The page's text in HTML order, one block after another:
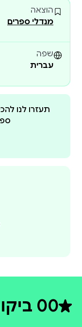
אף שהסיפורים
במציאות, הם
ספרותית חדשה
בדמיונה. תיאוריה
הסיפורים כמניפה
כמהלך רווי חוויות
תוכניות לימודים
כיום כמנחת מעגלי
הסיפור המקראי
וספר הסיפורים
הוצאה
מנדלי ספרים
שפה
עברית
תעזרו לנו
0דירוג
0 ביקורות